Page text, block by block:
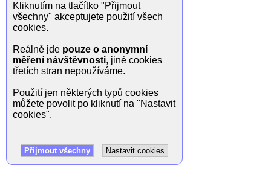
Kliknutím na tlačítko "Přijmout
všechny" akceptujete použití všech
cookies.
Reálně jde pouze o anonymní
měření návštěvnosti, jiné cookies
třetích stran nepoužíváme.
Použití jen některých typů cookies
můžete povolit po kliknutí na "Nastavit
cookies".
Přijmout všechny Nastavit cookies